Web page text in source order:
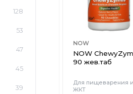
128
53
47
45
39
NOW
NOW
90 жев.таб
Для пищеварения и
ЖКТ